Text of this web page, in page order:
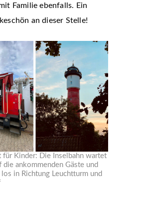
Familie ebenfalls. Ein
an dieser Stelle!
für Kinder: Die Inselbahn wartet
die ankommenden Gäste und
in Richtung Leuchtturm und